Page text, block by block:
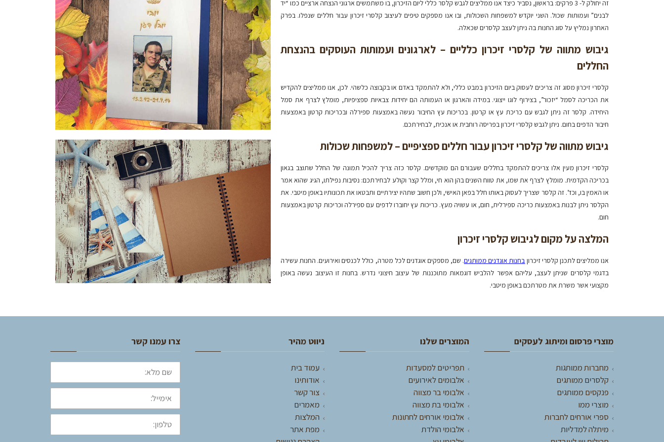
זה יחולק ל- 3 פרקים: בראשון, נסביר כיצד אנו ממליצים לגבש קלסר כללי ליום הזיכרון, בו משתמשים ארגוני הנצחה ארציים כמו “יד
לבנים” ועמותות שכול. השני יוקדש למשפחות השכולות, ובו אנו מספקים טיפים לעיצוב קלסרי זיכרון עבור חללים שנפלו. בפרק
האחרון נמליץ על סוג החנות בה ניתן לעצב קלסרים שכאלה.
גיבוש מתווה של קלסרי זיכרון כלליים – לארגונים ועמותות העוסקים בהנצחת
החללים
קלסרי זיכרון מסוג זה צריכים לעסוק ביום הזיכרון במבט כללי, ולא להתמקד באדם או בקבוצה כלשהי. לכן, אנו ממליצים להקדיש
את הכריכה לסמל “יזכור”, בצירוף לוגו ייצוגי. במידה והארגון או העמותה הם יחידות צבאיות ספציפיות, מומלץ לצרף את סמל
היחידה. קלסר זה ניתן לגבש עם כריכת עץ או קרטון. בכריכות עץ החיבור נעשה באמצעות ספירלה ובכריכות קרטון באמצעות
חיבור הדפים בחום. ניתן לגבש קלסרי זיכרון בפריסה רוחבית או אנכית, לבחירתכם.
גיבוש מתווה של קלסרי זיכרון עבור חללים ספציפיים – למשפחות שכולות
קלסרי זיכרון מעין אלו צריכים להתמקד בחללים שעבורם הם מוקדשים. קלסר כזה צריך להכיל תמונה של החלל שתוצב בגאון
בכריכה הקדמית. מומלץ לצרף את שמו, את טווח השנים בהן הוא חי, ומלל קצר וקולע לבחירתכם: נסיבות נפילתו, הגיג שהוא אמר
או האמין בו, וכד’. זה קלסר שצריך לעסוק באותו חלל בפאן האישי, ולכן חשוב שתהיו יצירתיים ותבטאו את תכונותיו באופן מיטבי. את
הקלסר ניתן לבנות באמצעות כריכה ספירלית, חום, או עשויה מעץ. כריכות עץ יחוברו לדפים עם ספירלה וכריכות קרטון באמצעות
חום.
המלצה על מקום לגיבוש קלסרי זיכרון
אנו ממליצים לתכנן קלסרי זיכרון בחנות אוגדנים ממותגים. שם, מספקים אוגדנים לכל מטרה, כולל לכנסים ואירועים. החנות עשירה
בדגמי קלסרים שניתן לעצב, עליהם אפשר להלביש דוגמאות מתוכננות של עיצוב חיצוני נדרש. בחנות זו העיצוב נעשה באופן
מקצועי אשר משרת את מטרתכם באופן מיטבי.
מוצרי פרסום ומיתוג לעסקים
מחברות ממותגות
קלסרים ממותגים
פנקסים ממותגים
מוצרי ממו
ספרי אורחים לחברות
מיתלה למדליות
המוצרים שלנו
תפריטים למסעדות
אלבומים לאירועים
אלבומי בר מצווה
אלבומי בת מצווה
אלבומי אורחים לחתונות
אלבומי הולדת
ניווט מהיר
עמוד בית
אודותינו
צור קשר
מאמרים
המלצות
מפת אתר
צרו עמנו קשר
שם
מלא:
אימייל:
טלפון: